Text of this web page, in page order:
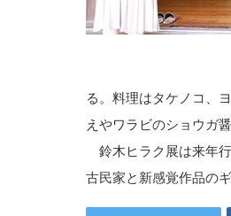
る。料理はタケノコ、
えやワラビのショウガ
鈴木ヒラク展は来年
古民家と新感覚作品の